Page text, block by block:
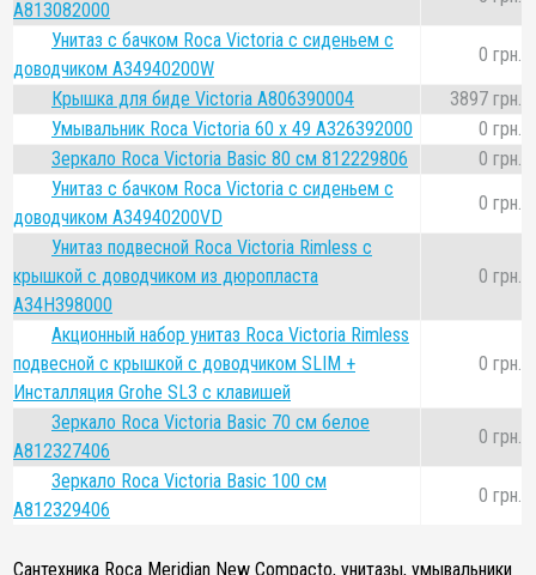
A813082000
Унитаз с бачком Roca Victoria с сиденьем с
доводчиком A34940200W
0 грн.
Крышка для биде Victoria A806390004
3897 грн.
Умывальник Roca Victoria 60 x 49 A326392000
0 грн.
Зеркало Roca Victoria Basic 80 см 812229806
0 грн.
Унитаз с бачком Roca Victoria с сиденьем с
доводчиком A34940200VD
0 грн.
Унитаз подвесной Roca Victoria Rimless с
крышкой с доводчиком из дюропласта
A34H398000
0 грн.
Акционный набор унитаз Roca Victoria Rimless
подвесной с крышкой с доводчиком SLIM +
Инсталляция Grohe SL3 с клавишей
0 грн.
Зеркало Roca Victoria Basic 70 см белое
A812327406
0 грн.
Зеркало Roca Victoria Basic 100 см
A812329406
0 грн.
Сантехника Roca Meridian New Compacto, унитазы, умывальники